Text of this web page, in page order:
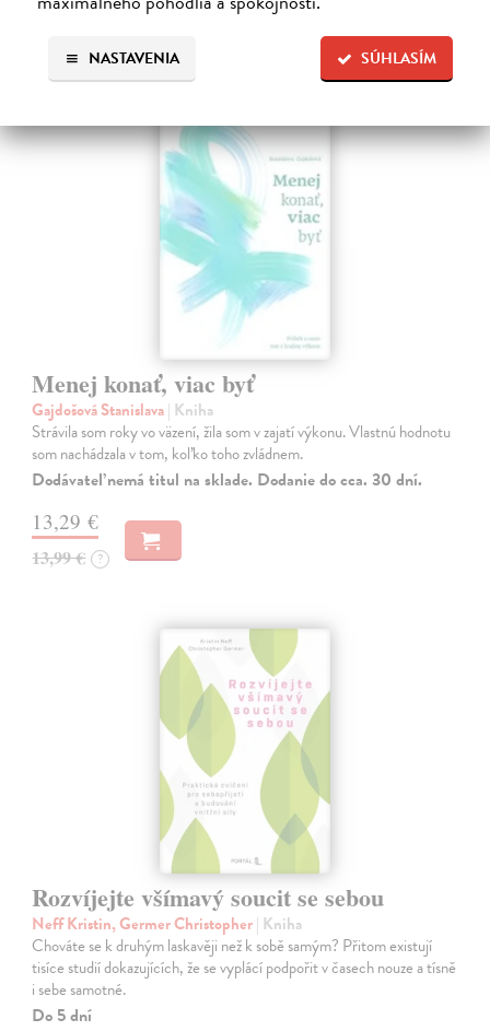
SÚHLASÍM
NASTAVENIAliteratúra
Menej konať, viac byť
Gajdošová Stanislava| Kniha
Strávila som roky vo väzení, žila som v zajatí výkonu. Vlastnú hodnotu
som nachádzala v tom, koľko toho zvládnem.
Dodávateľ nemá titul na sklade. Dodanie do cca. 30 dní.
13,29 €
13,99 € ?
Rozvíjejte všímavý soucit se sebou
Neff Kristin, Germer Christopher| Kniha
Chováte se k druhým laskavěji než k sobě samým? Přitom existují
tisíce studií dokazujících, že se vyplácí podpořit v časech nouze a tísně
i sebe samotné.
Do 5 dní